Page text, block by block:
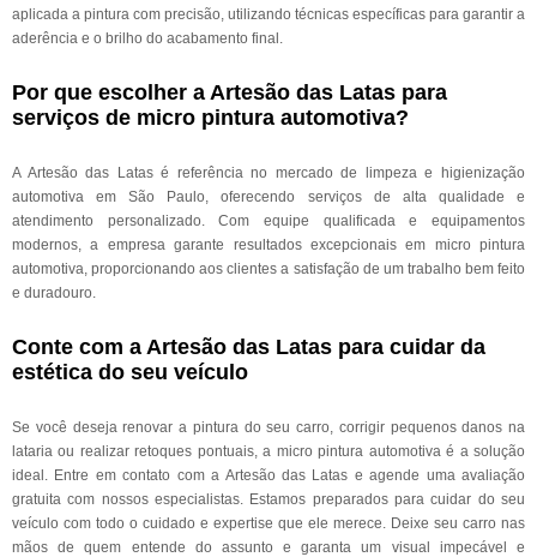
aplicada a pintura com precisão, utilizando técnicas específicas para garantir a
aderência e o brilho do acabamento final.
Por que escolher a Artesão das Latas para
serviços de micro pintura automotiva?
A Artesão das Latas é referência no mercado de limpeza e higienização
automotiva em São Paulo, oferecendo serviços de alta qualidade e
atendimento personalizado. Com equipe qualificada e equipamentos
modernos, a empresa garante resultados excepcionais em micro pintura
automotiva, proporcionando aos clientes a satisfação de um trabalho bem feito
e duradouro.
Conte com a Artesão das Latas para cuidar da
estética do seu veículo
Se você deseja renovar a pintura do seu carro, corrigir pequenos danos na
lataria ou realizar retoques pontuais, a micro pintura automotiva é a solução
ideal. Entre em contato com a Artesão das Latas e agende uma avaliação
gratuita com nossos especialistas. Estamos preparados para cuidar do seu
veículo com todo o cuidado e expertise que ele merece. Deixe seu carro nas
mãos de quem entende do assunto e garanta um visual impecável e